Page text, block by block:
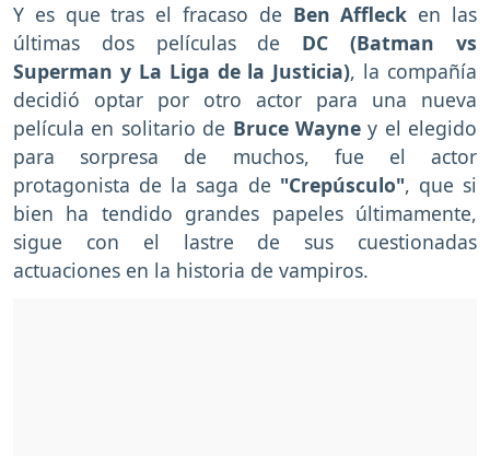
Y es que tras el fracaso de Ben Affleck en las
últimas dos películas de DC (Batman vs
Superman y La Liga de la Justicia), la compañía
decidió optar por otro actor para una nueva
película en solitario de Bruce Wayney el elegido
para sorpresa de muchos, fue el actor
protagonista de la saga de "Crepúsculo", que si
bien ha tendido grandes papeles últimamente,
sigue con el lastre de sus cuestionadas
actuaciones en la historia de vampiros.